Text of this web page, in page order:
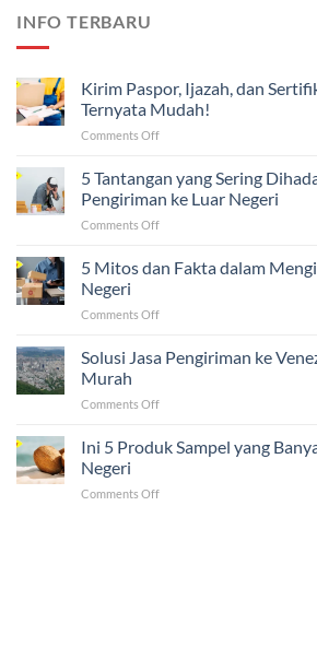
INFO TERBARU
Kirim Paspor, Ijazah, dan
Ternyata Mudah!
Comments Offon
Ijazah,
dan
Sertifikat
Luar
5 Tantangan yang Sering
Pengiriman ke Luar Negeri
Comments Offon
Tantangan
Dihadapi
dalam
5 Mitos dan Fakta dalam
Negeri
Comments Offon
Mitos
dalam
Barang
Solusi Jasa Pengiriman ke
Murah
Comments Offon
Jasa
Pengiriman
Venezuela
Ini 5 Produk Sampel yang
Negeri
Comments Offon